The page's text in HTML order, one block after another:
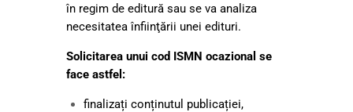
în regim de editură sau se va analiza
necesitatea înfiinţării unei edituri.
Solicitarea unui cod ISMN ocazional se
face astfel:
finalizați conținutul publicației,